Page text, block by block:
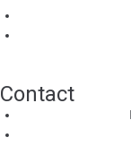
Contact